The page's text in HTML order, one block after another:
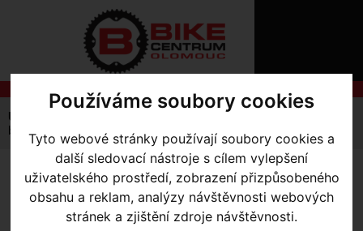
Používáme soubory cookies
Tyto webové stránky používají soubory cookies a
další sledovací nástroje s cílem vylepšení
uživatelského prostředí, zobrazení přizpůsobeného
obsahu a reklam, analýzy návštěvnosti webových
stránek a zjištění zdroje návštěvnosti.
NÁS
NÁKUPU
SLUŽBY
REGISTRACE
ZTRATILI
Úvodní strana
Blatníky
blatník AssSavers MTB Wing Wing black
BLATNÍK ASSSAVERS MTB
WING WING BLACK